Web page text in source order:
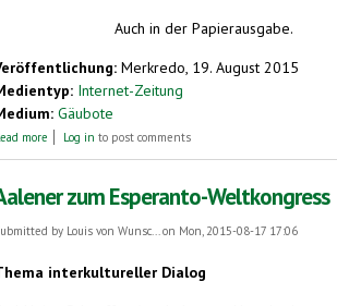
Auch in der Papierausgabe.
Merkredo, 19. August 2015
Internet-Zeitung
Gäubote
more about Esperanto lebt - und erstarkt im Internet
Log in to post comments
zum Esperanto-Weltkongress
by Louis von Wunsc...on Mon, 2015-08-17 17:06
interkultureller Dialog